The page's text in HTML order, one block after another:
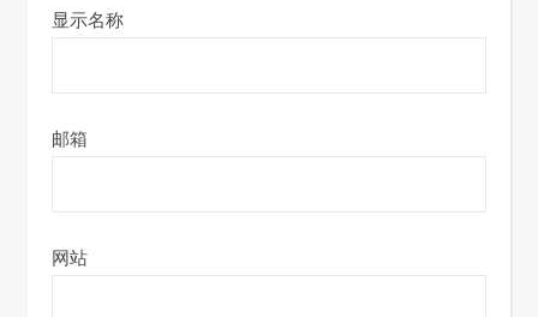
显示名称
邮箱
网站